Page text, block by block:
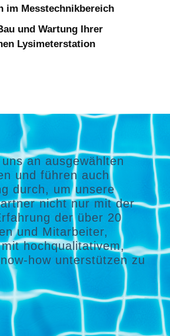
im Messtechnikbereich
und Wartung Ihrer
Lysimeterstation
an ausgewählten
und führen auch
durch, um unsere
nicht nur mit der
der über 20
und Mitarbeiter,
hochqualitativem,
how unterstützen zu